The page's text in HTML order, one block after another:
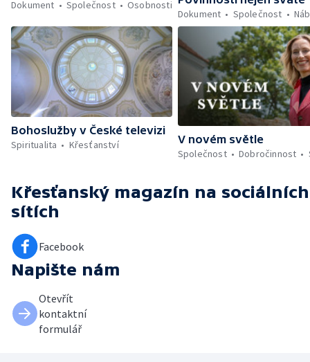
Dokument
Společnost Osobnosti
Dokument
Společnost
Bohoslužby v České televizi
Spiritualita
Křesťanství
V novém světle
Společnost
Dobročinnost
Křesťanský magazín na sociálních
sítích
Facebook
Napište nám
Otevřít
kontaktní
formulář